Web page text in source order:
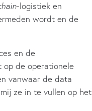
-logistiek en
wordt en de
en de
op de operationele
vanwaar de data
ze in te vullen op het